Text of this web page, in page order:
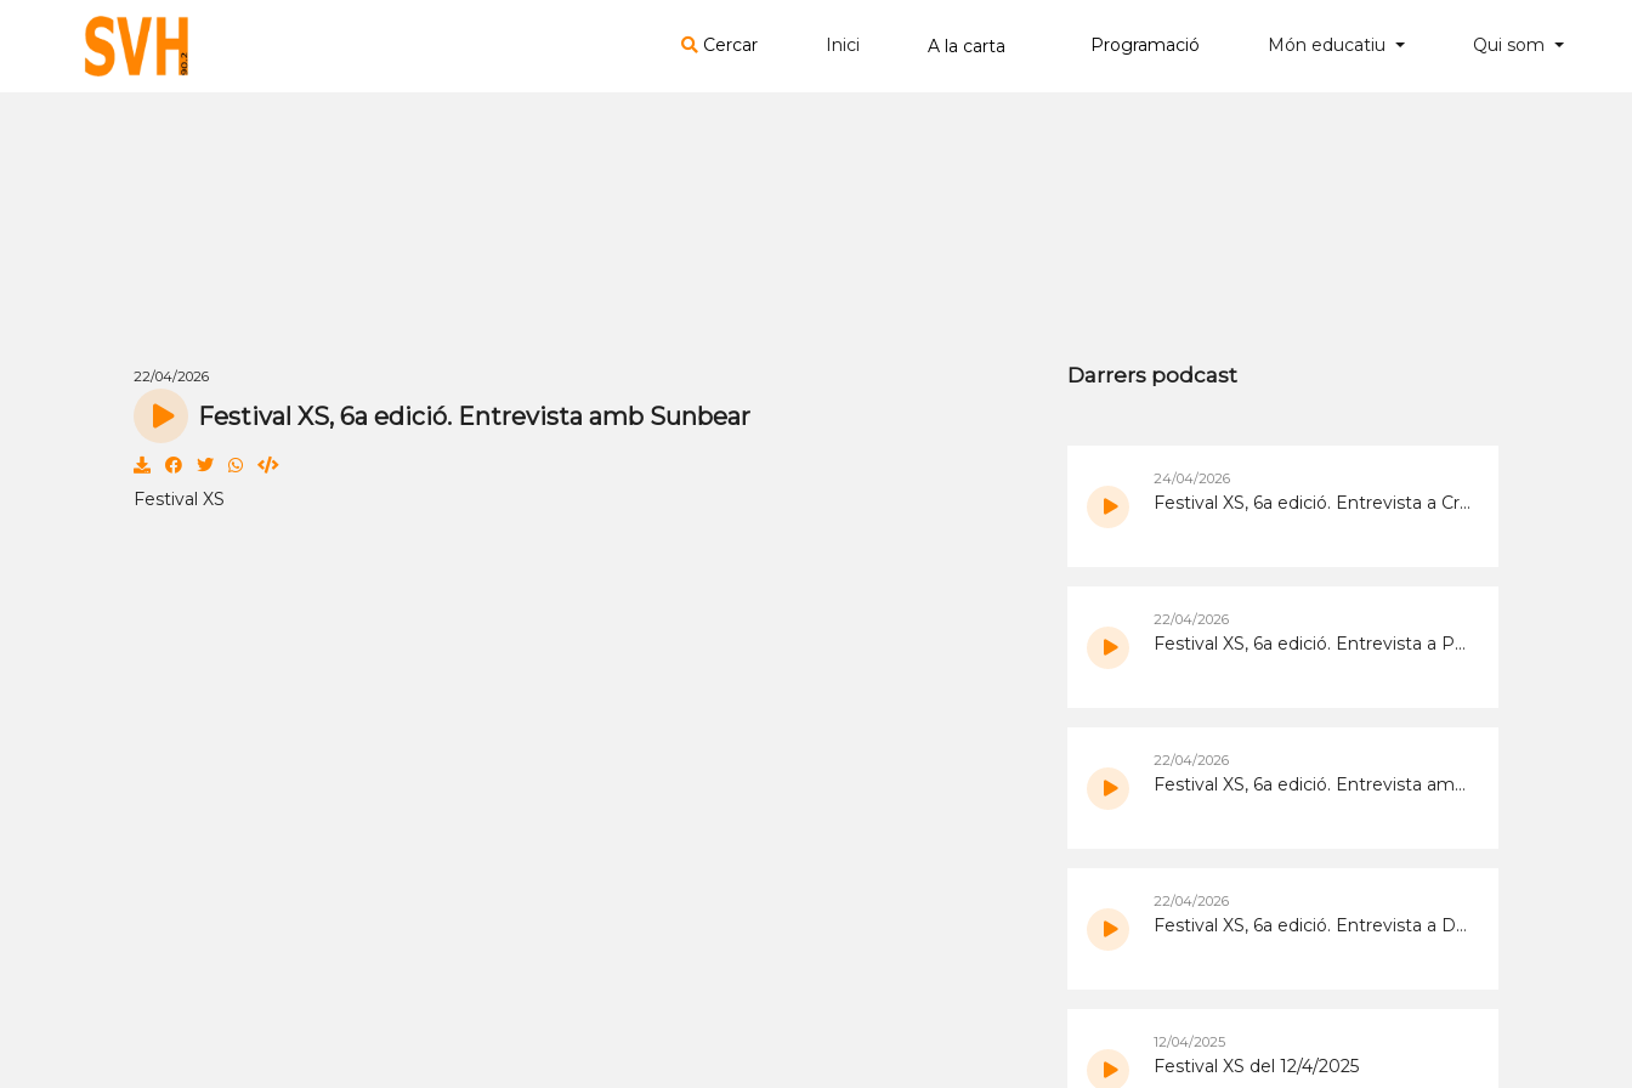
Cercar Inici Programació Món educatiu Qui som
22/04/2026
Festival XS, 6a edició. Entrevista amb Sunbear
Festival XS
Darrers podcast
24/04/2026
Festival XS, 6a edició. Entrevista a Cristina Díaz
22/04/2026
Festival XS, 6a edició. Entrevista a Pol Lupión
22/04/2026
Festival XS, 6a edició. Entrevista amb Sunbear
22/04/2026
Festival XS, 6a edició. Entrevista a Daudé
12/04/2025
Festival XS del 12/4/2025